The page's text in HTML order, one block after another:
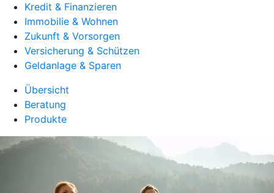
Kredit & Finanzieren
Immobilie & Wohnen
Zukunft & Vorsorgen
Versicherung & Schützen
Geldanlage & Sparen
Übersicht
Beratung
Produkte